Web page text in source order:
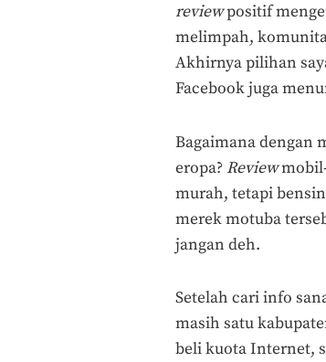
reviewpositif
melimpah,
Akhirnya pilihan
Facebook juga
Bagaimana dengan
eropa? Review
murah, tetapi
merek motuba
jangan deh.
Setelah cari info
masih satu
beli kuota Internet,